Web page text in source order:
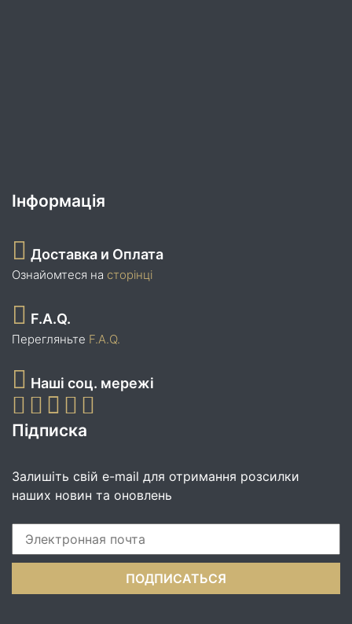
Інформація
Доставка и Оплата
Ознайомтеся на сторінці
F.A.Q.
Перегляньте F.A.Q.
Наші соц. мережі
Підписка
Залишіть свій e-mail для отримання розсилки
наших новин та оновлень